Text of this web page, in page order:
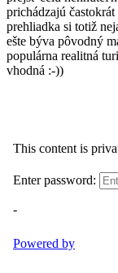
prichádzajú
prehliadka si totiž
ešte býva pôvodný
populárna realitná
vhodná :-))